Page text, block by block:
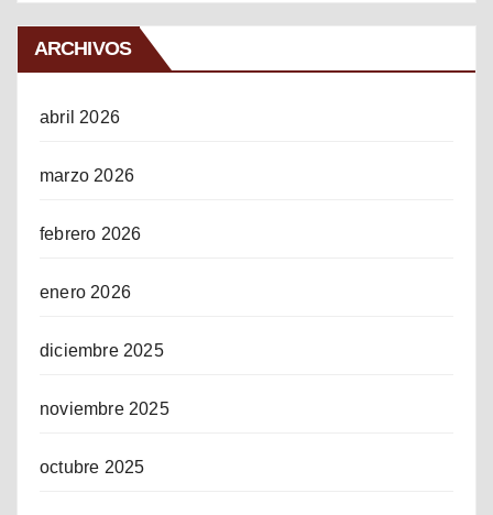
ARCHIVOS
abril 2026
marzo 2026
febrero 2026
enero 2026
diciembre 2025
noviembre 2025
octubre 2025